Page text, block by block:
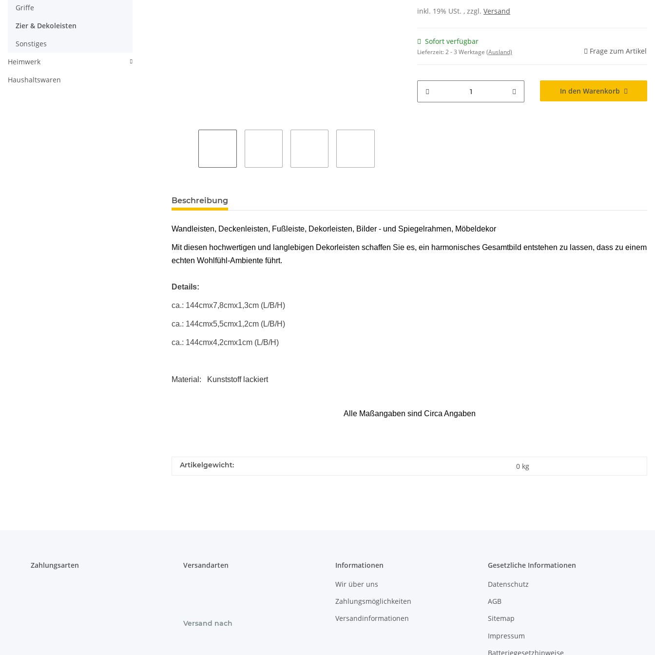
inkl. 19% USt. , zzgl. Versand
Sofort verfügbar
Lieferzeit:2 - 3 Werktage (Ausland) Frage zum Artikel
In den Warenkorb
Beschreibung
Wandleisten, Deckenleisten, Fußleiste, Dekorleisten, Bilder - und Spiegelrahmen, Möbeldekor
Mit diesen hochwertigen und langlebigen Dekorleisten schaffen Sie es, ein harmonisches Gesamtbild entstehen zu lassen, dass zu einem
echten Wohlfühl-Ambiente führt.
Details:
ca.: 144cmx7,8cmx1,3cm (L/B/H)
ca.: 144cmx5,5cmx1,2cm (L/B/H)
ca.: 144cmx4,2cmx1cm (L/B/H)
Material: Kunststoff lackiert
Alle Maßangaben sind Circa Angaben
Artikelgewicht: 0 kg
Griffe
Zier & Dekoleisten
Sonstiges
Heimwerk
Haushaltswaren
Zahlungsarten Versandarten
Versand nach
Informationen
Wir über uns
Zahlungsmöglichkeiten
Versandinformationen
Gesetzliche Informationen
Datenschutz
AGB
Sitemap
Impressum
Batteriegesetzhinweise